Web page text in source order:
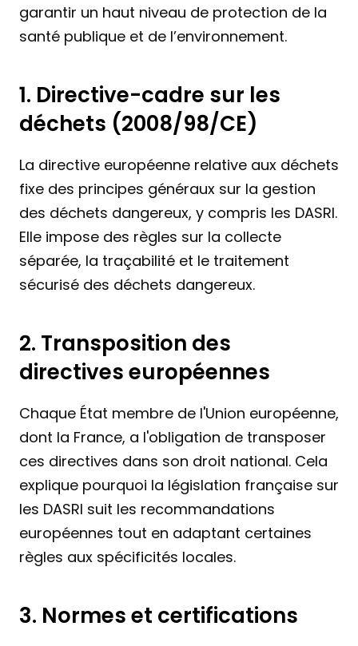
garantir un haut niveau de protection de la
santé publique et de l’environnement.
1. Directive-cadre sur les
déchets (2008/98/CE)
La directive européenne relative aux déchets
fixe des principes généraux sur la gestion
des déchets dangereux, y compris les DASRI.
Elle impose des règles sur la collecte
séparée, la traçabilité et le traitement
sécurisé des déchets dangereux.
2. Transposition des
directives européennes
Chaque État membre de l'Union européenne,
dont la France, a l'obligation de transposer
ces directives dans son droit national. Cela
explique pourquoi la législation française sur
les DASRI suit les recommandations
européennes tout en adaptant certaines
règles aux spécificités locales.
3. Normes et certifications